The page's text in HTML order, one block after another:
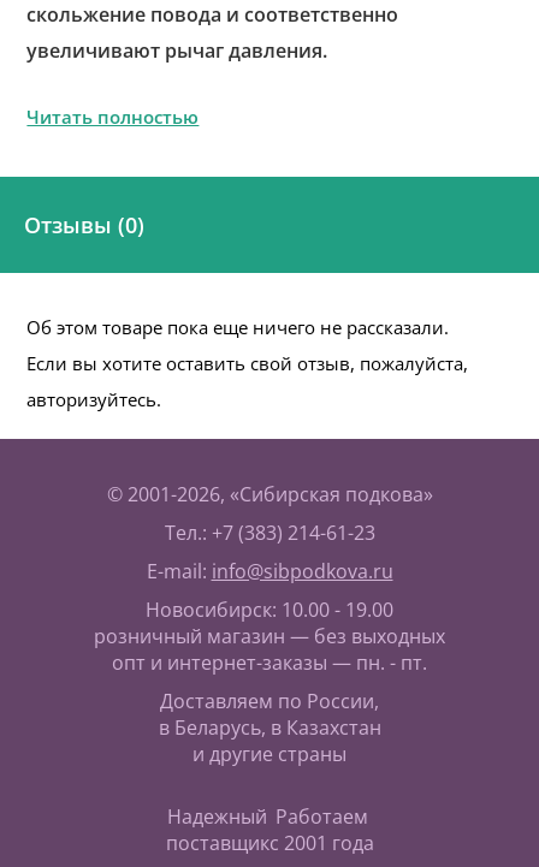
скольжение повода и соответственно
увеличивают рычаг давления.
Читать полностью
Отзывы (0)
Об этом товаре пока еще ничего не рассказали.
Если вы хотите оставить свой отзыв, пожалуйста,
авторизуйтесь.
© 2001-2026, «Сибирская подкова»
Тел.: +7 (383) 214-61-23
E-mail: info@sibpodkova.ru
Новосибирск: 10.00 - 19.00
розничный магазин — без выходных
опт и интернет-заказы — пн. - пт.
Доставляем по России,
в Беларусь, в Казахстан
и другие страны
Надежный
поставщик
Работаем
с 2001 года